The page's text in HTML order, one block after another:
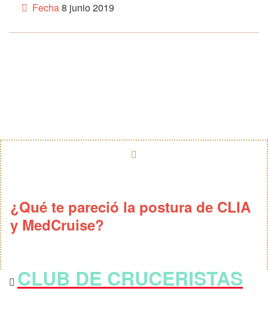
Fecha8 junio 2019
¿Qué te pareció la postura de CLIA
y MedCruise?
CLUB DE CRUCERISTAS